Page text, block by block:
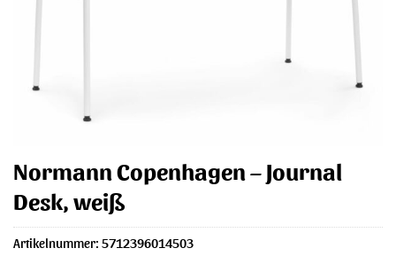
Normann Copenhagen – Journal
Desk, weiß
Artikelnummer: 5712396014503